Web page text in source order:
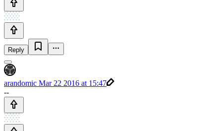
Reply
arandomic Mar 22 2016 at 15:47
--